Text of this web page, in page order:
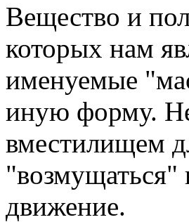
Вещество и
которых нам
именуемые
иную форму.
вместилищем
"возмущаться"
движение.